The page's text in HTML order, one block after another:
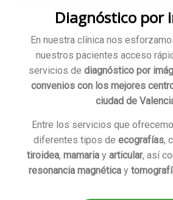
Diagnóstico por
En nuestra clínica nos
nuestros pacientes acceso
servicios de diagnóstico por
convenios con los mejores
ciudad de
Entre los servicios que
diferentes tipos de ecografías,
tiroidea, mamaria y articular, así
resonancia magnética y